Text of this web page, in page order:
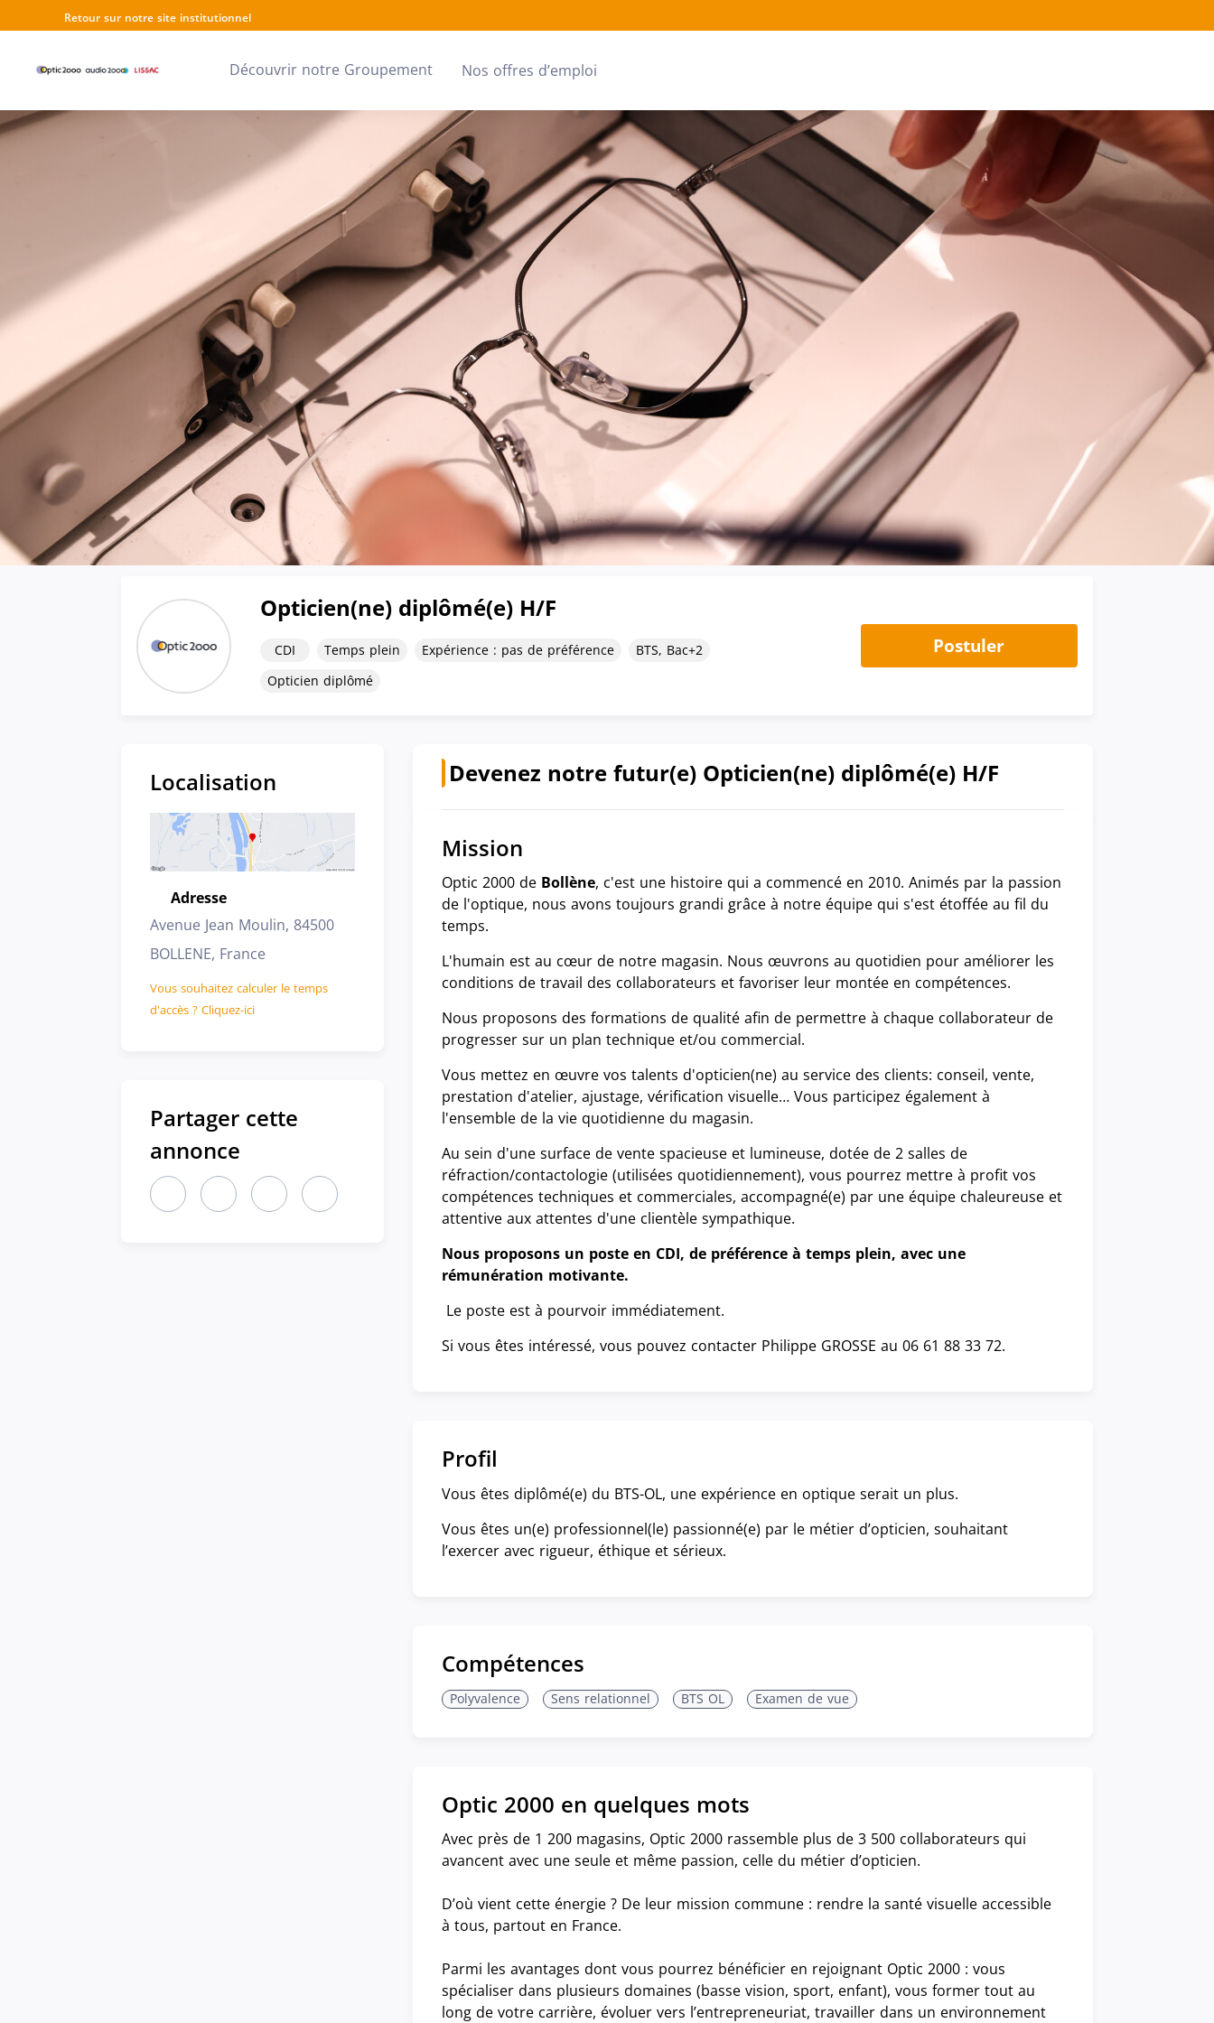
Retour sur notre site institutionnel
Découvrir notre Groupement Nos offres d’emploi
Opticien(ne) diplômé(e) H/F
CDI Temps plein Expérience : pas de préférence
BTS, Bac+2
Opticien diplômé
Postuler
Devenez notre futur(e) Opticien(ne) diplômé(e) H/F
Mission
Optic 2000 deBollène, c'est une histoire qui a commencé en 2010. Animés par la passion
de l'optique, nous avons toujours grandi grâce à notre équipe qui s'est étoffée au fil du
temps.
L'humain est au cœur de notre magasin. Nous œuvrons au quotidien pour améliorer les
conditions de travail des collaborateurs et favoriser leur montée en compétences.
Nous proposons des formations de qualité afin de permettre à chaque collaborateur de
progresser sur un plan technique et/ou commercial.
Vous mettez en œuvre vos talents d'opticien(ne) au service des clients: conseil, vente,
prestation d'atelier, ajustage, vérification visuelle… Vous participez également à
l'ensemble de la vie quotidienne du magasin.
Au sein d'une surface de vente spacieuse et lumineuse, dotée de 2 salles de
réfraction/contactologie (utilisées quotidiennement), vous pourrez mettre à profit vos
compétences techniques et commerciales, accompagné(e) par une équipe chaleureuse et
attentive aux attentes d'une clientèle sympathique.
Nous proposons un poste en CDI, de préférence à temps plein, avec une
rémunération motivante.
Le poste est à pourvoir immédiatement.
Si vous êtes intéressé, vous pouvez contacter Philippe GROSSE au 06 61 88 33 72.
Profil
Vous êtes diplômé(e) du BTS-OL, une expérience en optique serait un plus.
Vous êtes un(e) professionnel(le) passionné(e) par le métier d’opticien, souhaitant
l’exercer avec rigueur, éthique et sérieux.
Compétences
Polyvalence Sens relationnel BTS OL Examen de vue
Optic 2000 en quelques mots
Avec près de 1 200 magasins, Optic 2000 rassemble plus de 3 500 collaborateurs qui
avancent avec une seule et même passion, celle du métier d’opticien.
D’où vient cette énergie ? De leur mission commune : rendre la santé visuelle accessible
à tous, partout en France.
Parmi les avantages dont vous pourrez bénéficier en rejoignant Optic 2000 : vous
spécialiser dans plusieurs domaines (basse vision, sport, enfant), vous former tout au
long de votre carrière, évoluer vers l’entrepreneuriat, travailler dans un environnement
Localisation
Emplacement
Adresse
Avenue Jean Moulin, 84500
BOLLENE, France
Vous souhaitez calculer le temps
d'accès ? Cliquez-ici
Partager cette
annonce
Partager cette annonce sur LinkedIn (nouvelle fenêtre)
Partager cette annonce sur X (nouvelle fenêtre)
Partager cette annonce sur Facebook (nouvelle fenêtre)
Partager cette annonce par email (nouvelle fenêtre)